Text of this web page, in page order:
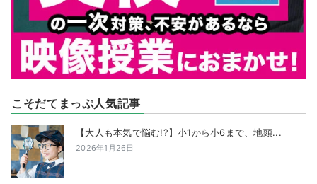
こそだてまっぷ人気記事
【大人も本気で悩む!?】小1から小6まで、地頭...
2026年1月26日